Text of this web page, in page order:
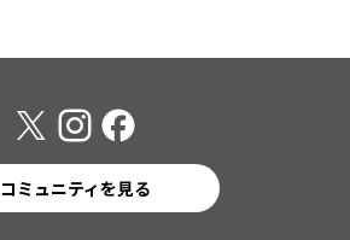
コミュニティを見る